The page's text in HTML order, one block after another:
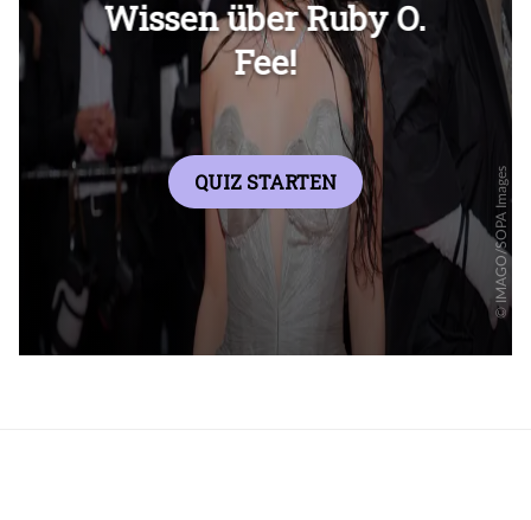
Überspringen